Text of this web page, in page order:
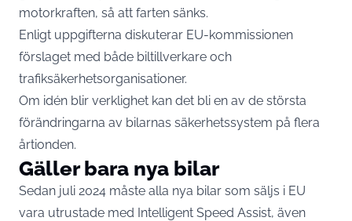
motorkraften, så att farten sänks.
Enligt uppgifterna diskuterar EU-kommissionen
förslaget med både biltillverkare och
trafiksäkerhetsorganisationer.
Om idén blir verklighet kan det bli en av de största
förändringarna av bilarnas säkerhetssystem på flera
årtionden.
Gäller bara nya bilar
Sedan juli 2024 måste alla nya bilar som säljs i EU
vara utrustade med Intelligent Speed Assist, även